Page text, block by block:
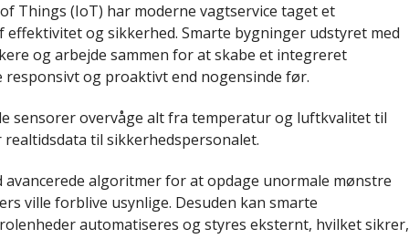
Things (IoT) har moderne vagtservice taget et
og sikkerhed. Smarte bygninger udstyret med
og arbejde sammen for at skabe et integreret
responsivt og proaktivt end nogensinde før.
sensorer overvåge alt fra temperatur og luftkvalitet til
til sikkerhedspersonalet.
avancerede algoritmer for at opdage unormale mønstre
ville forblive usynlige. Desuden kan smarte
automatiseres og styres eksternt, hvilket sikrer,